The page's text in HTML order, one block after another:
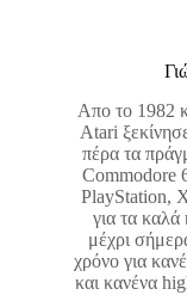
Απο το 1982
Atari
πέρα τα
Commodore
PlayStation,
για τα καλά
μέχρι
χρόνο για
και κανένα